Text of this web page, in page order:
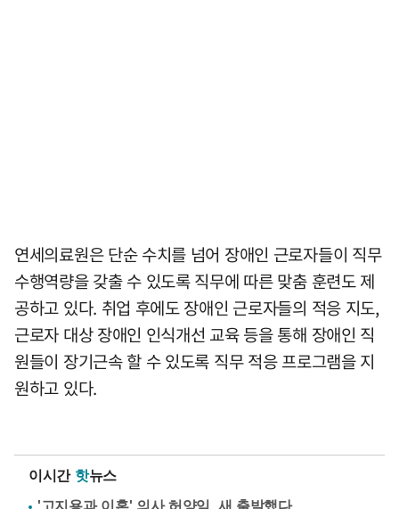
연세의료원은 단순 수치를 넘어 장애인 근로자들이 직무
수행역량을 갖출 수 있도록 직무에 따른 맞춤 훈련도 제
공하고 있다. 취업 후에도 장애인 근로자들의 적응 지도,
근로자 대상 장애인 인식개선 교육 등을 통해 장애인 직
원들이 장기근속 할 수 있도록 직무 적응 프로그램을 지
원하고 있다.
이시간 핫뉴스